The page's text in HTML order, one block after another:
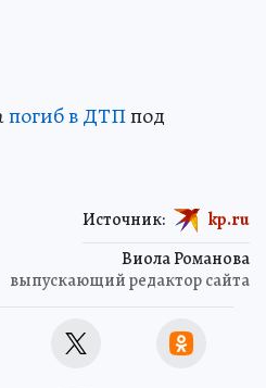
погиб в ДТПпод
Виола Романова
выпускающий редактор сайта
Источник: kp.ru